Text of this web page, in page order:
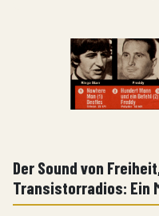
Der Sound von
Transistorradios: Ein